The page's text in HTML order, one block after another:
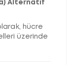
Alternatif
hücre
üzerinde